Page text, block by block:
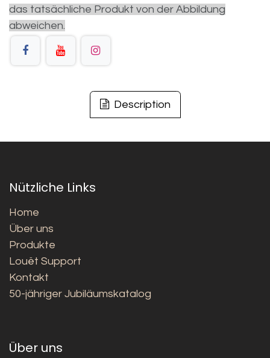
das tatsächliche Produkt von der Abbildung
abweichen.
Description
Nützliche Links
Home
Über uns
Produkte
Louët Support
Kontakt
50-jähriger Jubiläumskatalog
Über uns